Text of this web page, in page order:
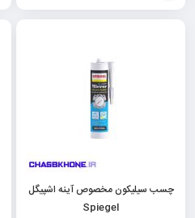
افزودن
چسب سیلیکون مخصوص آینه اشپیگل
Spiegel